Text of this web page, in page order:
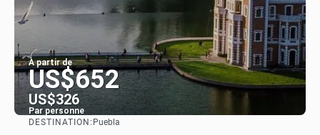
À partir de
US$652
US$326
Par personne
DESTINATION: Puebla